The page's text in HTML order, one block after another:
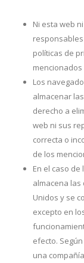
Ni esta web
políticas de
Los
almacenar
derecho a
web ni sus
correcta o
de los
En el caso
almacena
Unidos y se
excepto en
efecto.
una